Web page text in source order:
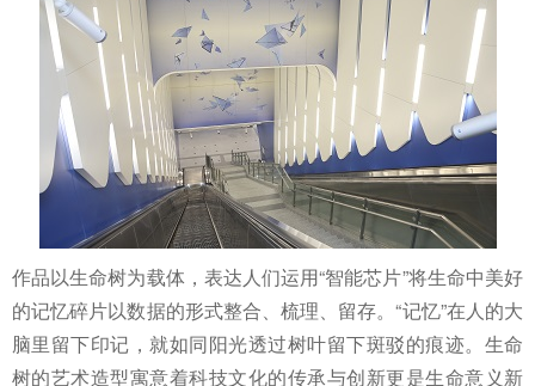
作品以生命树为载体，表达人们运用“智能芯片”将生命中美好
的记忆碎片以数据的形式整合、梳理、留存。“记忆”在人的大
脑里留下印记，就如同阳光透过树叶留下斑驳的痕迹。生命
树的艺术造型寓意着科技文化的传承与创新更是生命意义新